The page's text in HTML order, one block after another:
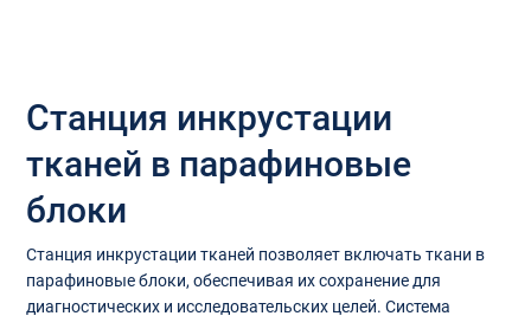
Станция инкрустации
тканей в парафиновые
блоки
Станция инкрустации тканей позволяет включать ткани в
парафиновые блоки, обеспечивая их сохранение для
диагностических и исследовательских целей. Система